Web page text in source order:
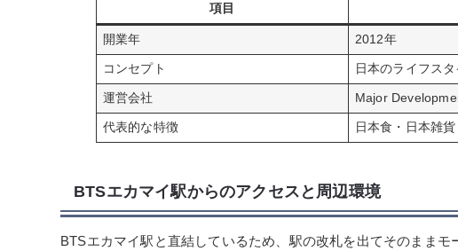
項目
開業年 2012年
コンセプト 日本のライフス
運営会社 Major
代表的な特徴 日本食・日本雑
BTSエカマイ駅からのアクセスと周辺環境
BTSエカマイ駅と直結しているため、駅の改札を出てそのままモ